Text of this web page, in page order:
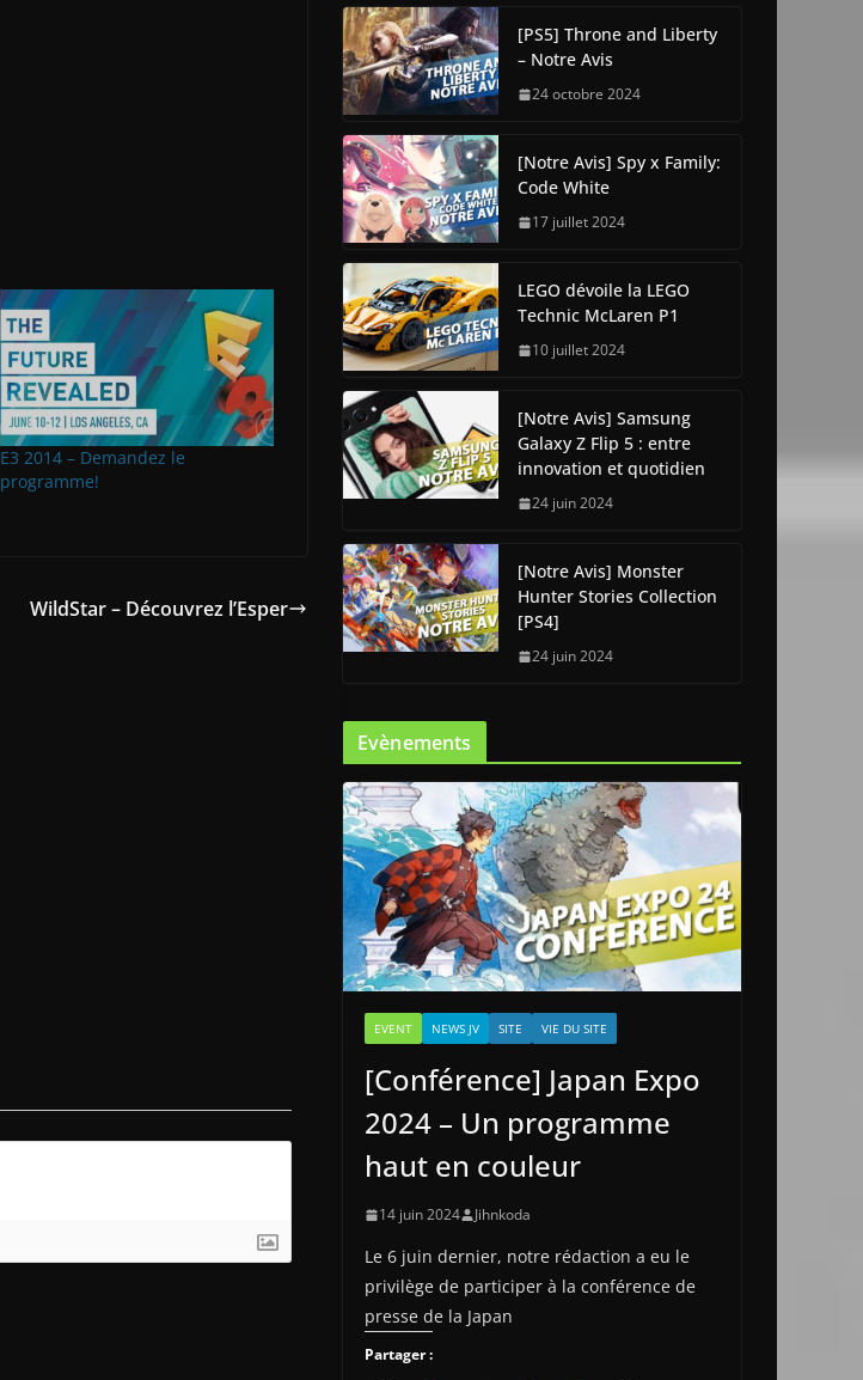
E3 2014 – Demandez le
programme!
WildStar – Découvrez l’Esper
[PS5] Throne and Liberty
– Notre Avis
24 octobre 2024
[Notre Avis] Spy x Family:
Code White
17 juillet 2024
LEGO dévoile la LEGO
Technic McLaren P1
10 juillet 2024
[Notre Avis] Samsung
Galaxy Z Flip 5 : entre
innovation et quotidien
24 juin 2024
[Notre Avis] Monster
Hunter Stories Collection
[PS4]
24 juin 2024
Evènements
EVENT NEWS JV SITE VIE DU SITE
[Conférence] Japan Expo
2024 – Un programme
haut en couleur
14 juin 2024 Jihnkoda
Le 6 juin dernier, notre rédaction a eu le
privilège de participer à la conférence de
presse de la Japan
Partager :